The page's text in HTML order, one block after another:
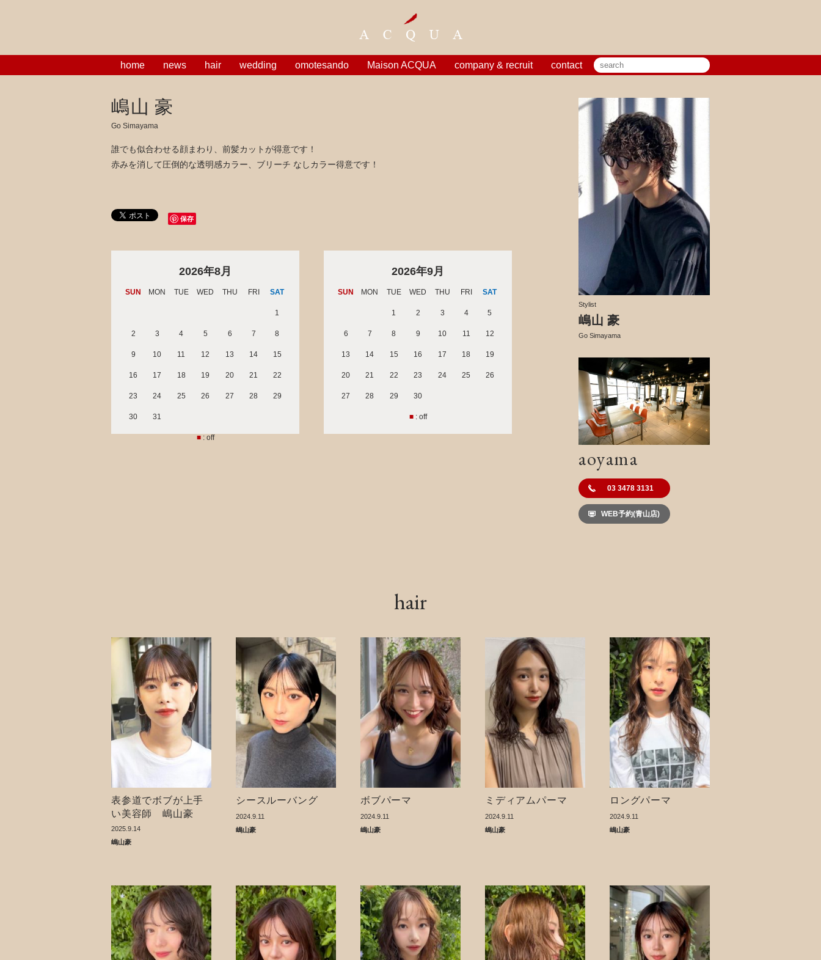
home news hair wedding omotesando Maison ACQUA company & recruit contact
嶋山 豪
Go Simayama
誰でも似合わせる顔まわり、前髪カットが得意です！
赤みを消して圧倒的な透明感カラー、ブリーチ なしカラー得意です！
保存
2026年8月
SUN MON TUE WED THU FRI SAT
1
2 3 4 5 6 7 8
9 10 11 12 13 14 15
16 17 18 19 20 21 22
23 24 25 26 27 28 29
30 31
■: off
2026年9月
SUN MON TUE WED THU FRI SAT
1 2 3 4 5
6 7 8 9 10 11 12
13 14 15 16 17 18 19
20 21 22 23 24 25 26
27 28 29 30
■: off
Stylist
嶋山 豪
Go Simayama
aoyama
03 3478 3131
WEB予約(青山店)
hair
表参道でボブが上手
い美容師 嶋山豪
2025.9.14
嶋山豪
シースルーバング
2024.9.11
嶋山豪
ボブパーマ
2024.9.11
嶋山豪
ミディアムパーマ
2024.9.11
嶋山豪
ロングパーマ
2024.9.11
嶋山豪